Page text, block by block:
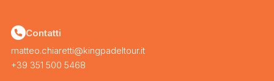
Contatti
matteo.chiaretti@kingpadeltour.it
+39 351 500 5468